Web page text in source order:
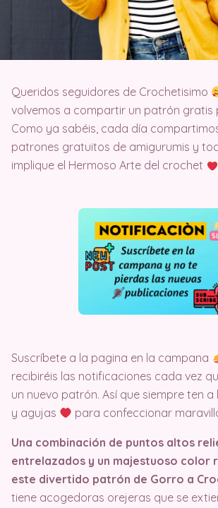
Queridos seguidores de Crochetisimo
volvemos a compartir un patrón gratis
Como ya sabéis, cada día
patrones gratuitos de amigurumis y
implique el Hermoso Arte del crochet
Suscríbete a la pagina en la campana
recibiréis las notificaciones cada vez
un nuevo patrón. Así que siempre ten a
y agujas
para confeccionar
Una combinación de puntos altos
entrelazados y un majestuoso color
este divertido patrón de Gorro a
tiene acogedoras orejeras que se